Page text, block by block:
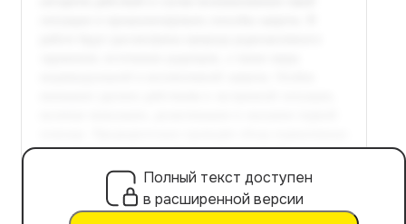
Полный текст доступен
в расширенной версии